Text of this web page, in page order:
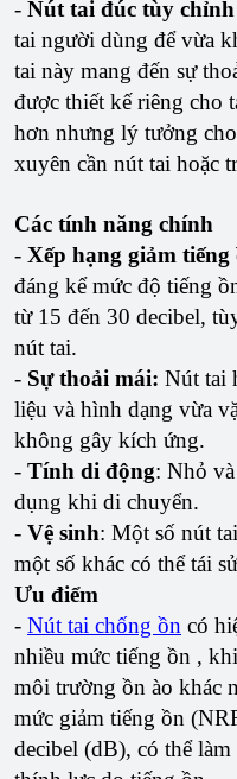
- Nút tai đúc tùy chỉnh
tai người dùng để vừa
tai này mang đến sự
được thiết kế riêng cho
hơn nhưng lý tưởng
xuyên cần nút tai hoặc
Các tính năng chính
- Xếp hạng giảm
đáng kể mức độ tiếng
từ 15 đến 30 decibel,
nút tai.
- Sự thoải mái: Nút tai
liệu và hình dạng vừa
không gây kích ứng.
- Tính di động: Nhỏ
dụng khi di chuyển.
- Vệ sinh: Một số nút
một số khác có thể tái
Ưu điểm
- Nút tai chống ồn có
nhiều mức tiếng ồn ,
môi trường ồn ào khác
mức giảm tiếng ồn
decibel (dB), có thể